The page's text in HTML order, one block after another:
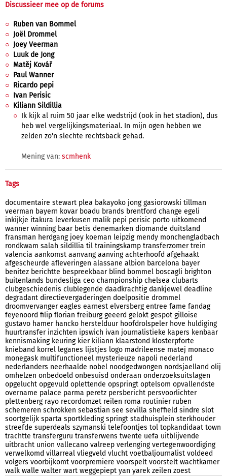
Discussieer mee op de forums
Ruben van Bommel
Joël Drommel
Joey Veerman
Luuk de Jong
Matěj Kovář
Paul Wanner
Ricardo pepi
Ivan Perisic
Kiliann Sildillia
Ik kijk al ruim 50 jaar elke wedstrijd (ook in het stadion), dus
heb wel vergelijkingsmateriaal. In mijn ogen hebben we
zelden zo'n slechte rechtsback gehad.
Mening van: scmhenk
Tags
documentaire stewart plea bakayoko jong gasiorowski tillman
veerman bayern kovar boadu brands brentford change egeli
inkijkje itakura leverkusen malik pepi perisic porto uitkomend
wanner winning baar betis denemarken diomande duitsland
fransman herdgang joey koeman leipzig mendy monchengladbach
rondkwam salah sildillia til trainingskamp transferzomer trein
valencia aankomst aanvang aanving achterhoofd afgehaakt
afgescheurde afleveringen alassane albion barcelona bayer
benitez berichtte bespreekbaar blind bommel boscagli brighton
buitenlands bundesliga ceo championship chelsea clubarts
clubgeschiedenis clublegende daadkrachtig dankjewel deadline
degradant directievergaderingen doelpositie drommel
droomvervanger eagles earnest elversberg entree fame fandag
feyenoord filip florian freiburg geeerd gelokt gespot gilloise
gustavo hamer hancko herstelduur hoofdrolspeler hove huldiging
huurtransfer inzichten ipswich ivan journalistieke kapers kenbaar
kennismaking keuring kier kiliann klaarstond klosterpforte
knieband korrel leganes lijstjes logo madrileense matej monaco
monegask multifunctioneel mysterieuze napoli nederland
nederlanders neerhaalde nobel noodgedwongen nordsjaelland olij
omhelzen onbedoeld onbesuisd onderaan onderzoeksuitslagen
opgelucht opgevuld oplettende opspringt optelsom opvallendste
overname palace parma peretz persbericht persvoorlichter
plettenberg rayo recordomzet reilen roma routinier ruben
schemeren schrokken sebastian see sevilla sheffield sindre slot
soortgelijk sparta sportkleding springt stadhuisplein sterkhouder
streefde superdeals szymanski telefoontjes tol topkandidaat town
trachtte transferguru transferwens twente uefa uitblijvende
uitbracht union vallecano valreep verlenging vertegenwoordiging
verwelkomd villarreal vliegveld vlucht voetbaljournalist voldeed
volgers voorbijkomt voorpremiere voorspelt voorstelt wachtkamer
walk walle walter wart weggepiept yan yarek zeilen zoest